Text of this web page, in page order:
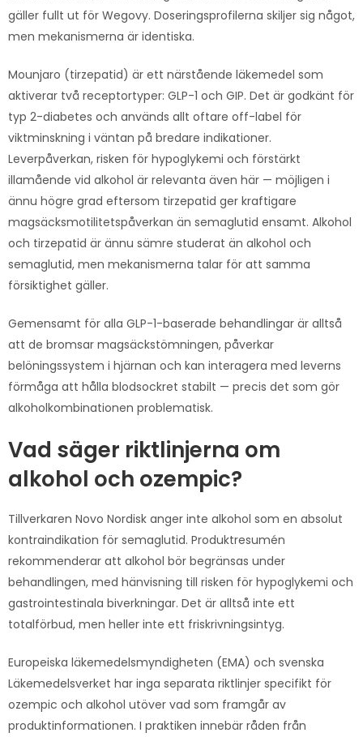
gäller fullt ut för Wegovy. Doseringsprofilerna skiljer sig något,
men mekanismerna är identiska.
Mounjaro (tirzepatid) är ett närstående läkemedel som
aktiverar två receptortyper: GLP-1 och GIP. Det är godkänt för
typ 2-diabetes och används allt oftare off-label för
viktminskning i väntan på bredare indikationer.
Leverpåverkan, risken för hypoglykemi och förstärkt
illamående vid alkohol är relevanta även här — möjligen i
ännu högre grad eftersom tirzepatid ger kraftigare
magsäcksmotilitetspåverkan än semaglutid ensamt. Alkohol
och tirzepatid är ännu sämre studerat än alkohol och
semaglutid, men mekanismerna talar för att samma
försiktighet gäller.
Gemensamt för alla GLP-1-baserade behandlingar är alltså
att de bromsar magsäckstömningen, påverkar
belöningssystem i hjärnan och kan interagera med leverns
förmåga att hålla blodsockret stabilt — precis det som gör
alkoholkombinationen problematisk.
Vad säger riktlinjerna om
alkohol och ozempic?
Tillverkaren Novo Nordisk anger inte alkohol som en absolut
kontraindikation för semaglutid. Produktresumén
rekommenderar att alkohol bör begränsas under
behandlingen, med hänvisning till risken för hypoglykemi och
gastrointestinala biverkningar. Det är alltså inte ett
totalförbud, men heller inte ett friskrivningsintyg.
Europeiska läkemedelsmyndigheten (EMA) och svenska
Läkemedelsverket har inga separata riktlinjer specifikt för
ozempic och alkohol utöver vad som framgår av
produktinformationen. I praktiken innebär råden från